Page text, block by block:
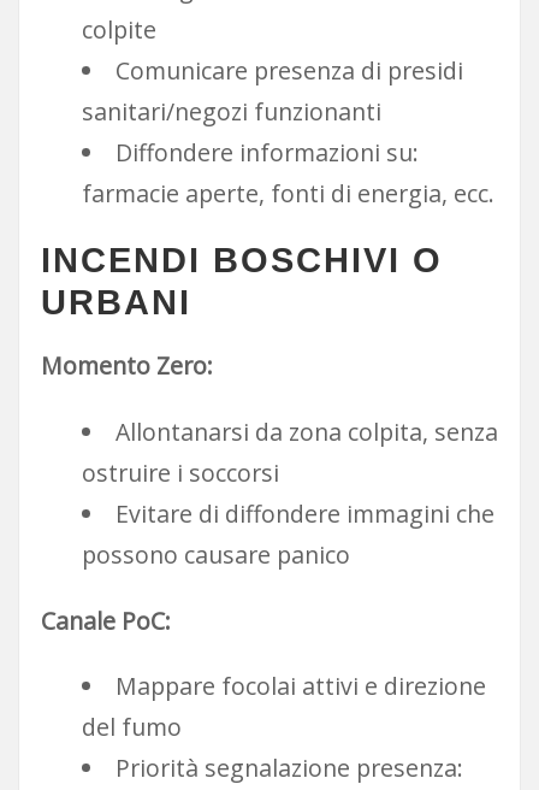
colpite
Comunicare presenza di presidi
sanitari/negozi funzionanti
Diffondere informazioni su:
farmacie aperte, fonti di energia, ecc.
INCENDI BOSCHIVI O
URBANI
Momento Zero:
Allontanarsi da zona colpita, senza
ostruire i soccorsi
Evitare di diffondere immagini che
possono causare panico
Canale PoC:
Mappare focolai attivi e direzione
del fumo
Priorità segnalazione presenza: